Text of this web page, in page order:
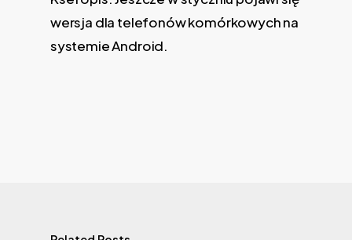
wersja dla telefonów komórkowych na
systemie Android.